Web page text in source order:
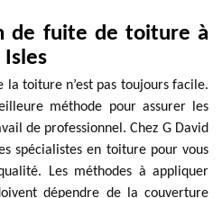
de fuite de toiture à
toiture n’est pas toujours facile.
méthode pour assurer les
de professionnel. Chez G David
spécialistes en toiture pour vous
Les méthodes à appliquer
dépendre de la couverture